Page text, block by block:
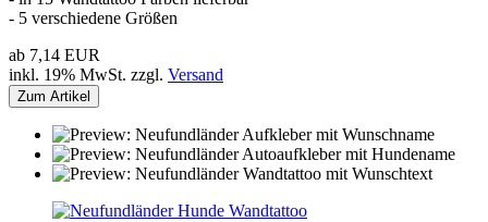
- 5 verschiedene Größen
ab 7,14 EUR
inkl. 19% MwSt. zzgl. Versand
Zum Artikel